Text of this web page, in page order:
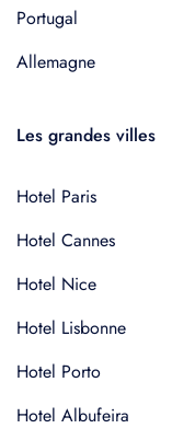
Portugal
Allemagne
Les grandes villes
Hotel Paris
Hotel Cannes
Hotel Nice
Hotel Lisbonne
Hotel Porto
Hotel Albufeira